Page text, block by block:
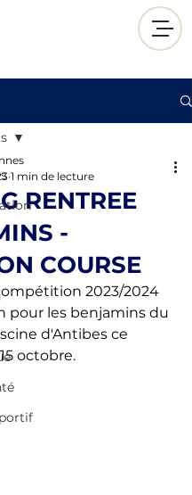
RENTREE
-
COURSE
1 min de lecture
2023/2024
pour les benjamins du
d'Antibes ce
octobre.